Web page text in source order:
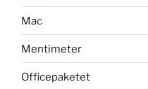
Mac
Mentimeter
Officepaketet